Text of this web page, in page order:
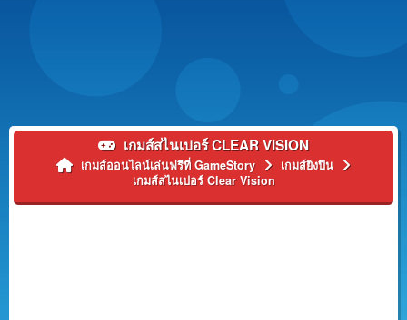
เกมส์สไนเปอร์ CLEAR VISION
เกมส์ออนไลน์เล่นฟรีที่ GameStory
เกมส์ยิงปืน
เกมส์สไนเปอร์ Clear Vision